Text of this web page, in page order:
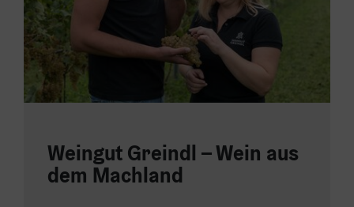
Weingut Greindl – Wein aus
dem Machland